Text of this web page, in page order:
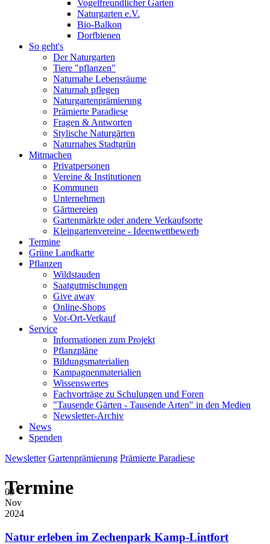
Vogelfreundlicher Garten
Naturgarten e.V.
Bio-Balkon
Dorfbienen
So geht's
Der Naturgarten
Tiere "pflanzen"
Naturnahe Lebensräume
Naturnah pflegen
Naturgartenprämierung
Prämierte Paradiese
Fragen & Antworten
Stylische Naturgärten
Naturnahes Stadtgrün
Mitmachen
Privatpersonen
Vereine & Institutionen
Kommunen
Unternehmen
Gärtnereien
Gartenmärkte oder andere Verkaufsorte
Kleingartenvereine - Ideenwettbewerb
Termine
Grüne Landkarte
Pflanzen
Wildstauden
Saatgutmischungen
Give away
Online-Shops
Vor-Ort-Verkauf
Service
Informationen zum Projekt
Pflanzpläne
Bildungsmaterialien
Kampagnenmaterialien
Wissenswertes
Fachvorträge zu Schulungen und Foren
"Tausende Gärten - Tausende Arten" in den Medien
Newsletter-Archiv
News
Spenden
Newsletter Gartenprämierung Prämierte Paradiese
Termine
09
Nov
2024
Natur erleben im Zechenpark Kamp-Lintfort